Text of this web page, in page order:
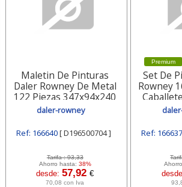
Maletin De Pinturas
Daler Rowney De Metal
122 Piezas 347x94x240
Mm D196500704 Daler-
rowney
daler-rowney
Ref: 166640[ D196500704 ]
Tarifa :93,33
Ahorro hasta: 38%
desde:57,92€
70,08 con Iva
Premium
Set De
Rowney
Ref: